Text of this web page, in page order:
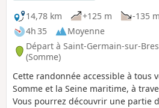
14,78 km
+125 m
-135 m
4h 35
Moyenne
Départ à Saint-Germain-sur-
(Somme)
Cette randonnée accessible à tous
Somme et la Seine maritime, à
Vous pourrez découvrir une partie